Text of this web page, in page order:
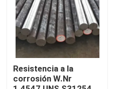
recorrido por la fábrica
Control de calidad
Resistencia a la
corrosión W.Nr